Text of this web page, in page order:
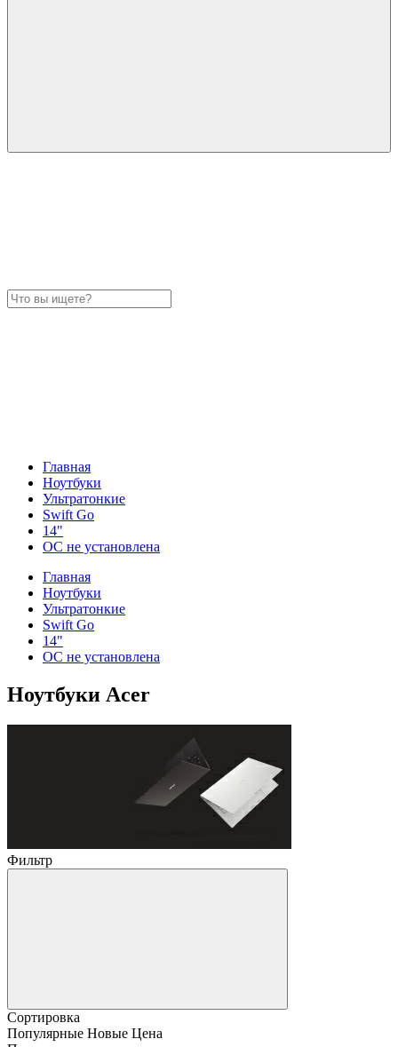
Главная
Ноутбуки
Ультратонкие
Swift Go
14"
ОС не установлена
Главная
Ноутбуки
Ультратонкие
Swift Go
14"
ОС не установлена
Ноутбуки Acer
Фильтр
Сортировка
Популярные Новые Цена